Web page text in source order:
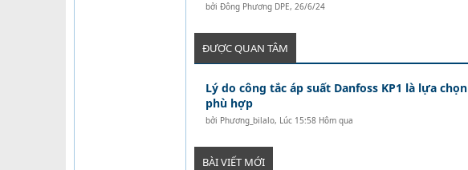
bởi Đông Phương DPE, 26/6/24
ĐƯỢC QUAN TÂM
Lý do công tắc áp suất Danfoss KP1 là lựa chọn
phù hợp
bởi Phương_bilalo, Lúc 15:58 Hôm qua
BÀI VIẾT MỚI